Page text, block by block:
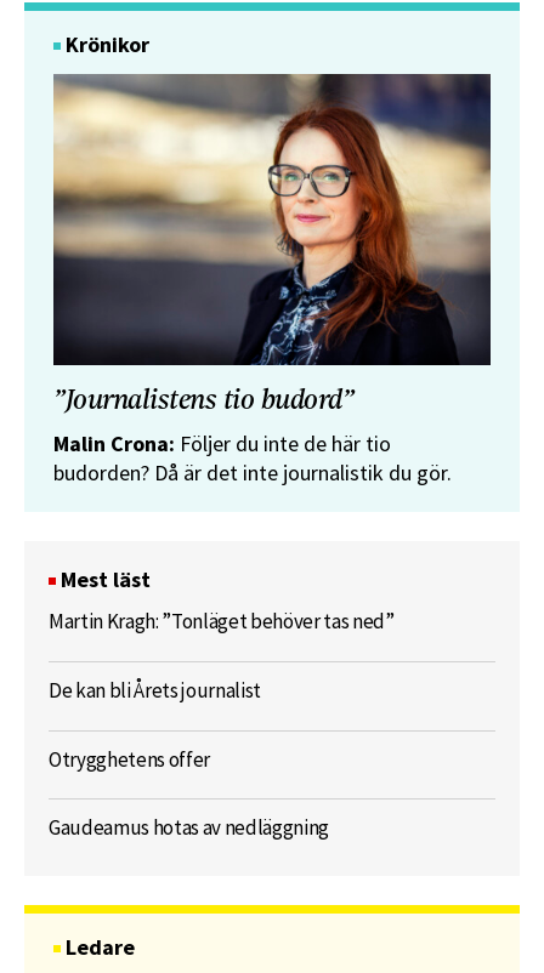
Krönikor
”Journalistens tio budord”
Malin Crona: Följer du inte de här tio
budorden? Då är det inte journalistik du gör.
Mest läst
Martin Kragh: ”Tonläget behöver tas ned”
De kan bli Årets journalist
Otrygghetens offer
Gaudeamus hotas av nedläggning
Ledare